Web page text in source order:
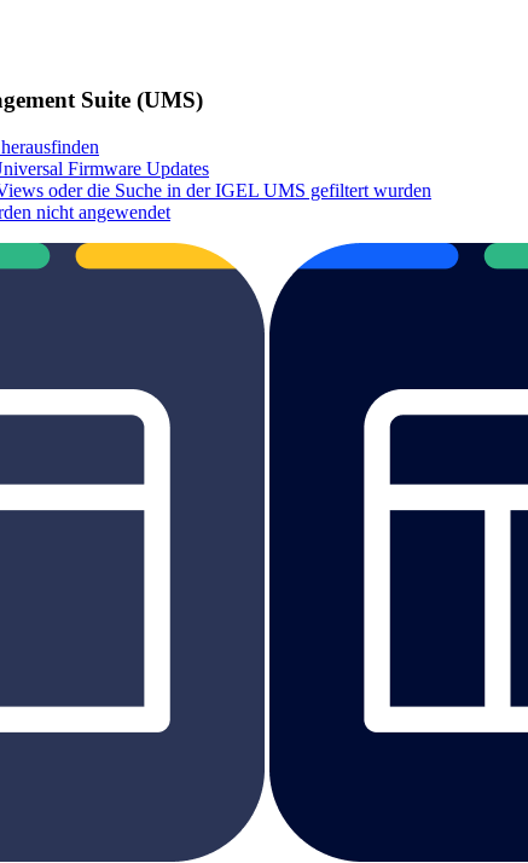
Suite (UMS)
Firmware Updates
oder die Suche in der IGEL UMS gefiltert wurden
nicht angewendet